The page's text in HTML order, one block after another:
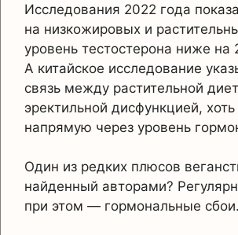
Исследования 2022 года
на низкожировых и
уровень тестостерона ниже на
А китайское исследование
связь между растительной
эректильной дисфункцией,
напрямую через уровень
Один из редких плюсов
найденный авторами?
при этом — гормональные сбои.